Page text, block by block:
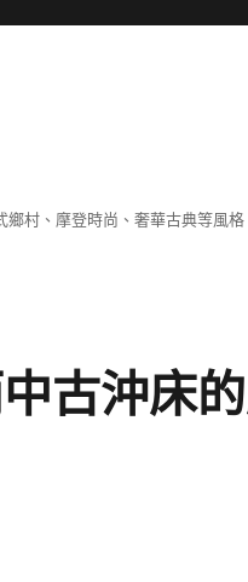
村、摩登時尚、奢華古典等風
古沖床